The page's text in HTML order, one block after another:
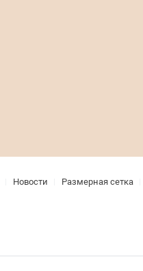
Новости Размерная сетка